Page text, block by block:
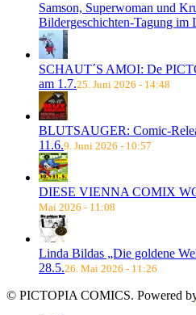
Samson, Superwoman und
Bildergeschichten-Tagung im
SCHAUT´S AMOI: De
am 1.7.25. Juni 2026 - 14:48
BLUTSAUGER: Comic-
11.6.9. Juni 2026 - 10:57
DIESE VIENNA COMIX
Mai 2026 - 11:08
Linda Bildas „Die goldene
28.5.26. Mai 2026 - 11:26
© PICTOPIA COMICS. Powered